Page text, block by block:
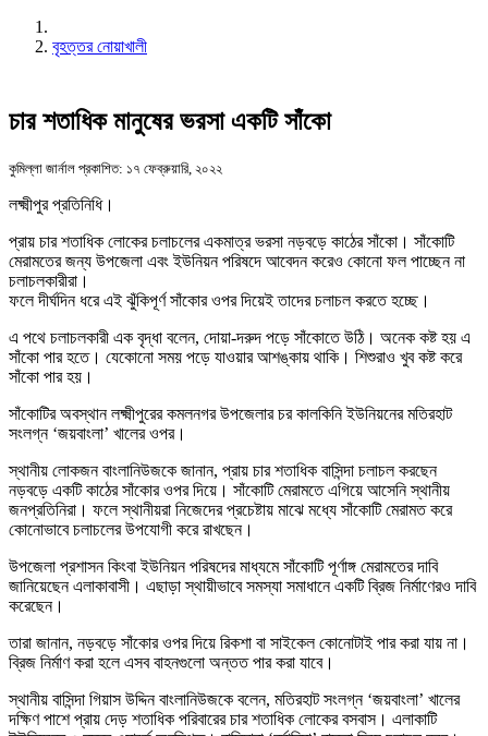
বৃহত্তর নোয়াখালী
চার শতাধিক মানুষের ভরসা একটি সাঁকো
কুমিল্লা জার্নাল প্রকাশিত: ১৭ ফেব্রুয়ারি, ২০২২
লক্ষ্মীপুর প্রতিনিধি।
প্রায় চার শতাধিক লোকের চলাচলের একমাত্র ভরসা নড়বড়ে কাঠের সাঁকো। সাঁকোটি
মেরামতের জন্য উপজেলা এবং ইউনিয়ন পরিষদে আবেদন করেও কোনো ফল পাচ্ছেন না
চলাচলকারীরা।
ফলে দীর্ঘদিন ধরে এই ঝুঁকিপূর্ণ সাঁকোর ওপর দিয়েই তাদের চলাচল করতে হচ্ছে।
এ পথে চলাচলকারী এক বৃদ্ধা বলেন, দোয়া-দরুদ পড়ে সাঁকোতে উঠি। অনেক কষ্ট হয় এ
সাঁকো পার হতে। যেকোনো সময় পড়ে যাওয়ার আশঙ্কায় থাকি। শিশুরাও খুব কষ্ট করে
সাঁকো পার হয়।
সাঁকোটির অবস্থান লক্ষ্মীপুরের কমলনগর উপজেলার চর কালকিনি ইউনিয়নের মতিরহাট
সংলগ্ন ‘জয়বাংলা’ খালের ওপর।
স্থানীয় লোকজন বাংলানিউজকে জানান, প্রায় চার শতাধিক বাসিন্দা চলাচল করছেন
নড়বড়ে একটি কাঠের সাঁকোর ওপর দিয়ে। সাঁকোটি মেরামতে এগিয়ে আসেনি স্থানীয়
জনপ্রতিনিরা। ফলে স্থানীয়রা নিজেদের প্রচেষ্টায় মাঝে মধ্যে সাঁকোটি মেরামত করে
কোনোভাবে চলাচলের উপযোগী করে রাখছেন।
উপজেলা প্রশাসন কিংবা ইউনিয়ন পরিষদের মাধ্যমে সাঁকোটি পূর্ণাঙ্গ মেরামতের দাবি
জানিয়েছেন এলাকাবাসী। এছাড়া স্থায়ীভাবে সমস্যা সমাধানে একটি ব্রিজ নির্মাণেরও দাবি
করেছেন।
তারা জানান, নড়বড়ে সাঁকোর ওপর দিয়ে রিকশা বা সাইকেল কোনোটাই পার করা যায় না।
ব্রিজ নির্মাণ করা হলে এসব বাহনগুলো অন্তত পার করা যাবে।
স্থানীয় বাসিন্দা গিয়াস উদ্দিন বাংলানিউজকে বলেন, মতিরহাট সংলগ্ন ‘জয়বাংলা’ খালের
দক্ষিণ পাশে প্রায় দেড় শতাধিক পরিবারের চার শতাধিক লোকের বসবাস। এলাকাটি